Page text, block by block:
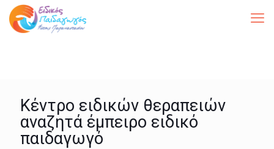
Κέντρο ειδικών θεραπειών
αναζητά έμπειρο ειδικό
παιδαγωγό